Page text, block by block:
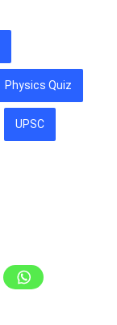
Physics Quiz
UPSC